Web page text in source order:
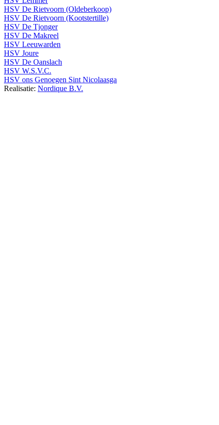
HSV De Rietvoorn (Oldeberkoop)
HSV De Rietvoorn (Kootstertille)
HSV De Tjonger
HSV De Makreel
HSV Leeuwarden
HSV Joure
HSV De Oanslach
HSV W.S.V.C.
HSV ons Genoegen Sint Nicolaasga
Realisatie: Nordique B.V.